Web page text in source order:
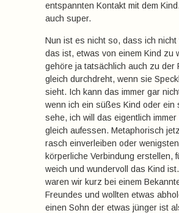
entspannten Kontakt mit dem
auch super.
Nun ist es nicht so, dass ich nicht
das ist, etwas von einem Kind zu
gehöre ja tatsächlich auch zu der
gleich durchdreht, wenn sie
sieht. Ich kann das immer gar
wenn ich ein süßes Kind oder ein
sehe, ich will das eigentlich immer
gleich aufessen. Metaphorisch
rasch einverleiben oder
körperliche Verbindung erstellen,
weich und wundervoll das Kind
waren wir kurz bei einem
Freundes und wollten etwas
einen Sohn der etwas jünger ist